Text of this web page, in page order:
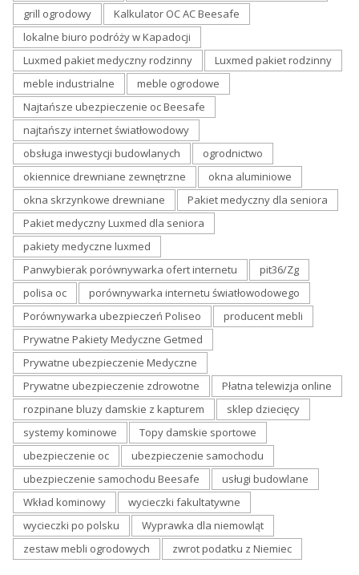
grill ogrodowy
Kalkulator OC AC Beesafe
lokalne biuro podróży w Kapadocji
Luxmed pakiet medyczny rodzinny
Luxmed pakiet rodzinny
meble industrialne
meble ogrodowe
Najtańsze ubezpieczenie oc Beesafe
najtańszy internet światłowodowy
obsługa inwestycji budowlanych
ogrodnictwo
okiennice drewniane zewnętrzne
okna aluminiowe
okna skrzynkowe drewniane
Pakiet medyczny dla seniora
Pakiet medyczny Luxmed dla seniora
pakiety medyczne luxmed
Panwybierak porównywarka ofert internetu
pit36/Zg
polisa oc
porównywarka internetu światłowodowego
Porównywarka ubezpieczeń Poliseo
producent mebli
Prywatne Pakiety Medyczne Getmed
Prywatne ubezpieczenie Medyczne
Prywatne ubezpieczenie zdrowotne
Płatna telewizja online
rozpinane bluzy damskie z kapturem
sklep dziecięcy
systemy kominowe
Topy damskie sportowe
ubezpieczenie oc
ubezpieczenie samochodu
ubezpieczenie samochodu Beesafe
usługi budowlane
Wkład kominowy
wycieczki fakultatywne
wycieczki po polsku
Wyprawka dla niemowląt
zestaw mebli ogrodowych
zwrot podatku z Niemiec